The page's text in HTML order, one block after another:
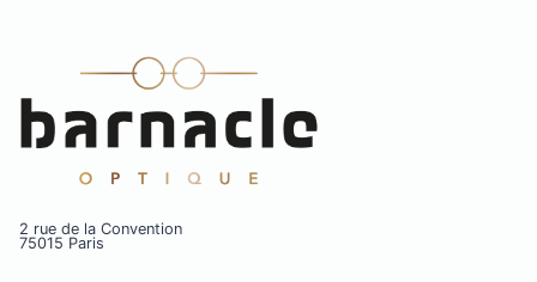
2 rue de la Convention
75015 Paris